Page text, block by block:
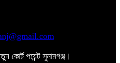
কোর্ট পয়েন্ট সুনামগঞ্জ।